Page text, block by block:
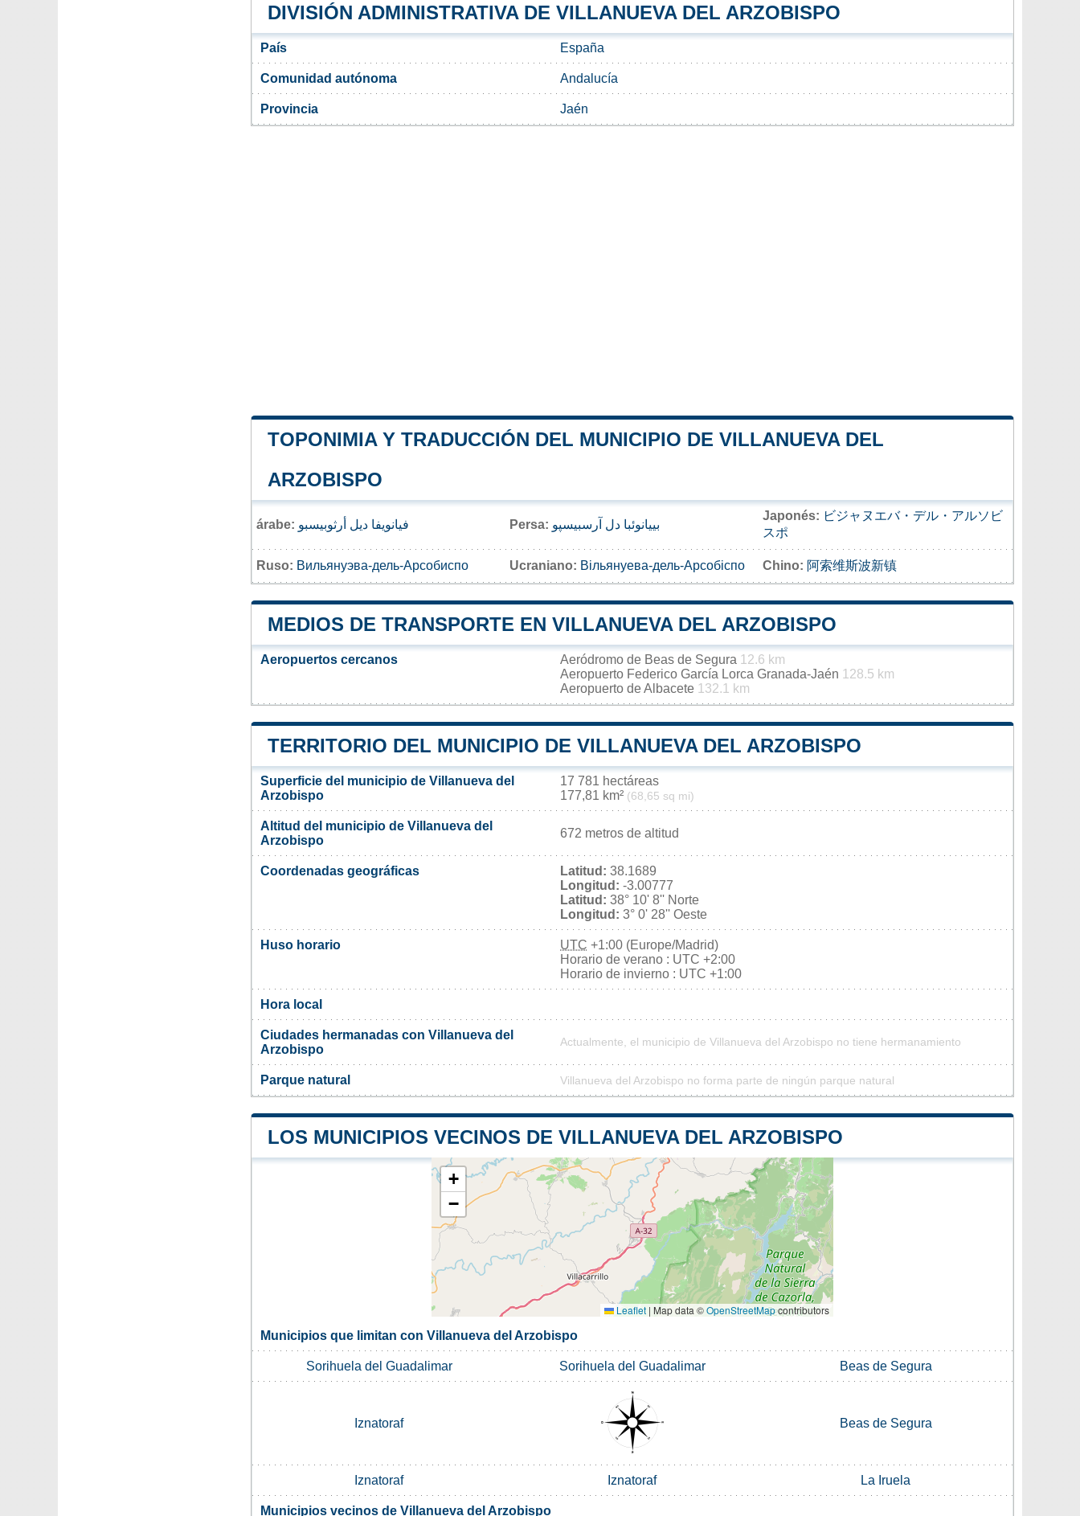
DIVISIÓN ADMINISTRATIVA DE VILLANUEVA DEL ARZOBISPO
País España
Comunidad autónoma Andalucía
Provincia Jaén
TOPONIMIA Y TRADUCCIÓN DEL MUNICIPIO DE VILLANUEVA DEL
ARZOBISPO
árabe: فيانويفا ديل أرثوبيسبو Persa: بییانوئبا دل آرسبیسپو
Japonés: ビジャヌエバ・デル・アルソビ
スポ
Ruso: Вильянуэва-дель-Арсобиспо Ucraniano: Вільянуева-дель-Арсобіспо Chino: 阿索维斯波新镇
MEDIOS DE TRANSPORTE EN VILLANUEVA DEL ARZOBISPO
Aeropuertos cercanos Aeródromo de Beas de Segura 12.6 km
Aeropuerto Federico García Lorca Granada-Jaén 128.5 km
Aeropuerto de Albacete 132.1 km
TERRITORIO DEL MUNICIPIO DE VILLANUEVA DEL ARZOBISPO
Superficie del municipio de Villanueva del
Arzobispo
17 781 hectáreas
177,81 km² (68,65 sq mi)
Altitud del municipio de Villanueva del
Arzobispo
672 metros de altitud
Coordenadas geográficas Latitud: 38.1689
Longitud: -3.00777
Latitud: 38° 10' 8'' Norte
Longitud: 3° 0' 28'' Oeste
Huso horario UTC +1:00 (Europe/Madrid)
Horario de verano : UTC +2:00
Horario de invierno : UTC +1:00
Hora local
Ciudades hermanadas con Villanueva del
Arzobispo
Actualmente, el municipio de Villanueva del Arzobispo no tiene hermanamiento
Parque natural Villanueva del Arzobispo no forma parte de ningún parque natural
LOS MUNICIPIOS VECINOS DE VILLANUEVA DEL ARZOBISPO
+
−
Leaflet | Map data ©OpenStreetMapcontributors
Municipios que limitan con Villanueva del Arzobispo
Sorihuela del Guadalimar Sorihuela del Guadalimar Beas de Segura
Iznatoraf Beas de Segura
Iznatoraf Iznatoraf La Iruela
Municipios vecinos de Villanueva del Arzobispo